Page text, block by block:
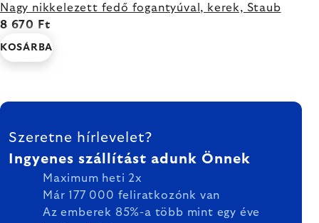
Nagy nikkelezett fedő fogantyúval, kerek, Staub
8 670 Ft
KOSÁRBA
LÁBLÉC
Szeretne hírlevelet?
Ingyenes szállítást adunk Önnek
Maximum heti 2x
Már 177 000 feliratkozónk van
Az emberek 85%-a több mint egy éve